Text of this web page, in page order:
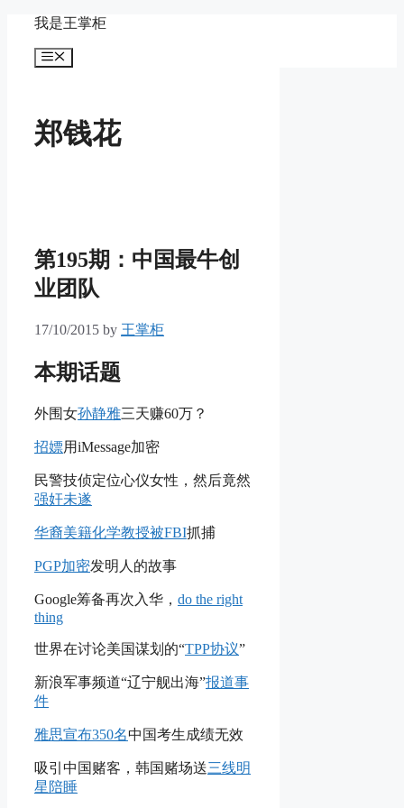
content
我是王掌柜
Menu
郑钱花
第195期：中国最牛创
业团队
17/10/2015 by 王掌柜
本期话题
外围女孙静雅三天赚60万？
招嫖用iMessage加密
民警技侦定位心仪女性，然后竟然
强奸未遂
华裔美籍化学教授被FBI抓捕
PGP加密发明人的故事
Google筹备再次入华， do the right
thing
世界在讨论美国谋划的“TPP协议”
新浪军事频道“辽宁舰出海”报道事
件
雅思宣布350名中国考生成绩无效
吸引中国赌客，韩国赌场送三线明
星陪睡